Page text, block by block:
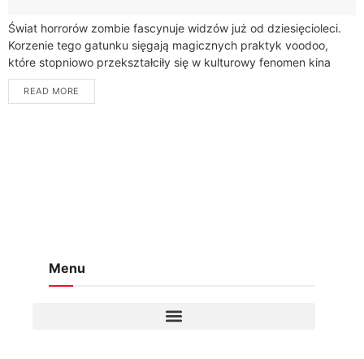
Świat horrorów zombie fascynuje widzów już od dziesięcioleci.
Korzenie tego gatunku sięgają magicznych praktyk voodoo,
które stopniowo przekształciły się w kulturowy fenomen kina
postapokaliptycznego. Od klasycznych produkcji po
nowoczesne interpretacje,...
READ MORE
Menu